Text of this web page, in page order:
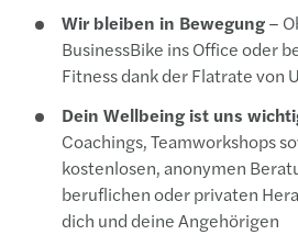
Wir bleiben in Bewegung–
BusinessBike ins Office oder
Fitness dank der Flatrate von
Dein Wellbeing ist uns
Coachings, Teamworkshops
kostenlosen, anonymen
beruflichen oder privaten
dich und deine Angehörigen